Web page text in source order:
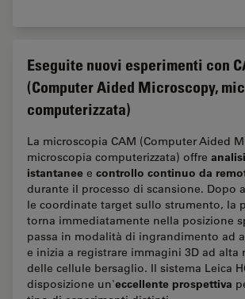
Eseguite nuovi esperimenti con
(Computer Aided Microscopy,
computerizzata)
La microscopia CAM (Computer Aided
microscopia computerizzata) offre
istantanee e controllo continuo da
durante il processo di scansione. Dopo
le coordinate target sullo strumento, la
torna immediatamente nella posizione
passa in modalità di ingrandimento ad
e inizia a registrare immagini 3D ad alta
delle cellule bersaglio. Il sistema Leica
disposizione un'eccellente prospettiva